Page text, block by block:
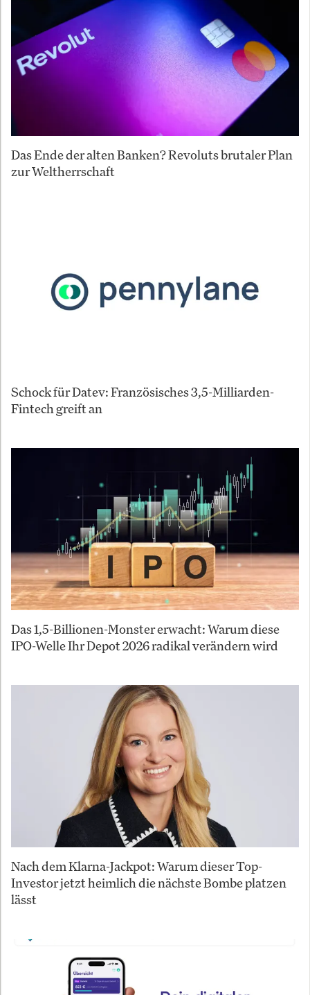
Das Ende der alten Banken? Revoluts brutaler Plan
zur Weltherrschaft
Schock für Datev: Französisches 3,5-Milliarden-
Fintech greift an
Das 1,5-Billionen-Monster erwacht: Warum diese
IPO-Welle Ihr Depot 2026 radikal verändern wird
Nach dem Klarna-Jackpot: Warum dieser Top-
Investor jetzt heimlich die nächste Bombe platzen
lässt